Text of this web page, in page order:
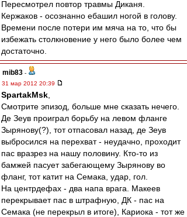
Пересмотрел повтор травмы Диканя.
Кержаков - осознанно ебашил ногой в голову.
Времени после потери им мяча на то, что бы
избежать столкновение у него было более чем
достаточно.
mib83 -
31 мар 2012 20:39
SpartakMsk
Смотрите эпизод, больше мне сказать нечего.
Де Зеув проиграл борьбу на левом фланге
Зырянову(?), тот отпасовал назад, де Зеув
выбросился на перехват - неудачно, проходит
пас вразрез на нашу половину. Кто-то из
бамжей пасует забегающему Зырянову во
фланг, тот катит на Семака, удар, гол.
На центрдефах - два напа врага. Макеев
перекрывает пас в штрафную, ДК - пас на
Семака (не перекрыл в итоге), Кариока - тот же